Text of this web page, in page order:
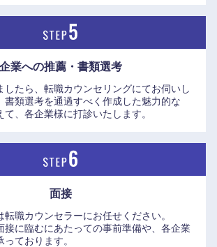
企業への推薦・書類選考
したら、転職カウンセリングにてお伺いし
書類選考を通過すべく作成した魅力的な
て、各企業様に打診いたします。
面接
職カウンセラーにお任せください。
接に臨むにあたっての事前準備や、各企業
ております。